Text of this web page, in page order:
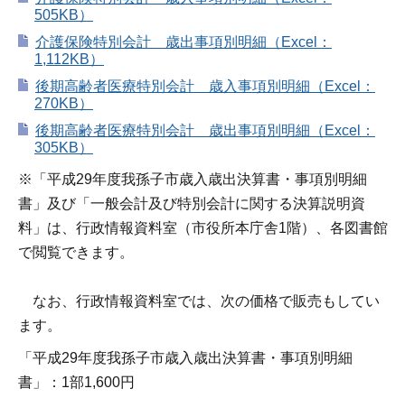
505KB）
介護保険特別会計 歳出事項別明細（Excel：
1,112KB）
後期高齢者医療特別会計 歳入事項別明細（Excel：
270KB）
後期高齢者医療特別会計 歳出事項別明細（Excel：
305KB）
※「平成29年度我孫子市歳入歳出決算書・事項別明細
書」及び「一般会計及び特別会計に関する決算説明資
料」は、行政情報資料室（市役所本庁舎1階）、各図書館
で閲覧できます。
なお、行政情報資料室では、次の価格で販売もしてい
ます。
「平成29年度我孫子市歳入歳出決算書・事項別明細
書」：1部1,600円